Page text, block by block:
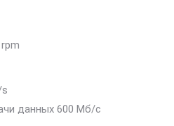
данных 600 Мб/с